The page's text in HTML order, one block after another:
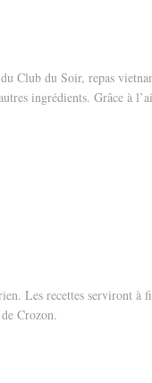
Club du Soir, repas
ingrédients. Grâce à
Les recettes serviront à
Crozon.